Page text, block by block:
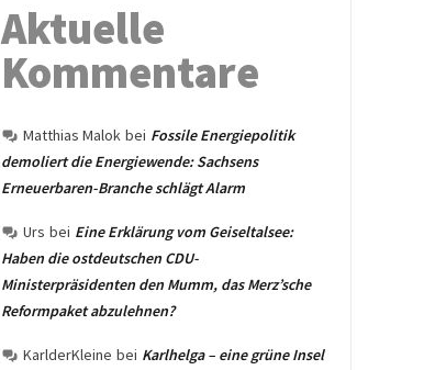
Aktuelle
Kommentare
Matthias Malok bei Fossile Energiepolitik
demoliert die Energiewende: Sachsens
Erneuerbaren-Branche schlägt Alarm
Urs bei Eine Erklärung vom Geiseltalsee:
Haben die ostdeutschen CDU-
Ministerpräsidenten den Mumm, das Merz’sche
Reformpaket abzulehnen?
KarlderKleine bei Karlhelga – eine grüne Insel